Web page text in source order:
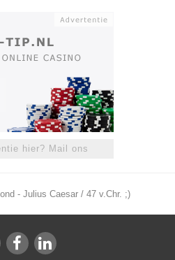
hier? Mail ons
- Julius Caesar / 47 v.Chr. ;)